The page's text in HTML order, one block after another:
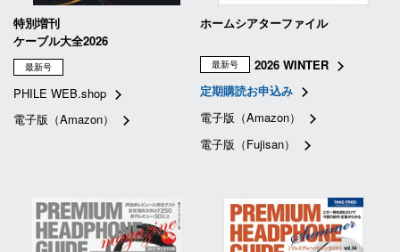
特別増刊
ケーブル大全2026
最新号
PHILE WEB.shop
電子版（Amazon）
ホームシアターファイル
最新号
2026 WINTER
定期購読お申込み
電子版（Amazon）
電子版（Fujisan）